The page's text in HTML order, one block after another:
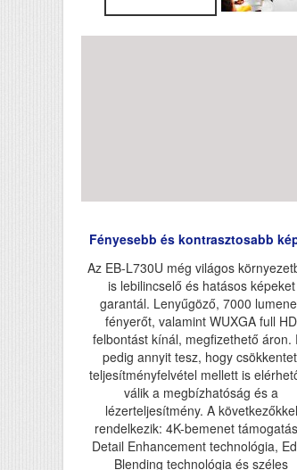
Fényesebb és kontrasztosabb
Az EB-L730U még világos
is lebilincselő és hatásos képeket
garantál. Lenyűgöző, 7000
fényerőt, valamint WUXGA full HD
felbontást kínál, megfizethető áron.
pedig annyit tesz, hogy
teljesítményfelvétel mellett is
válik a megbízhatóság és a
lézerteljesítmény. A következőkkel
rendelkezik: 4K-bemenet
Detail Enhancement technológia,
Blending technológia és széles